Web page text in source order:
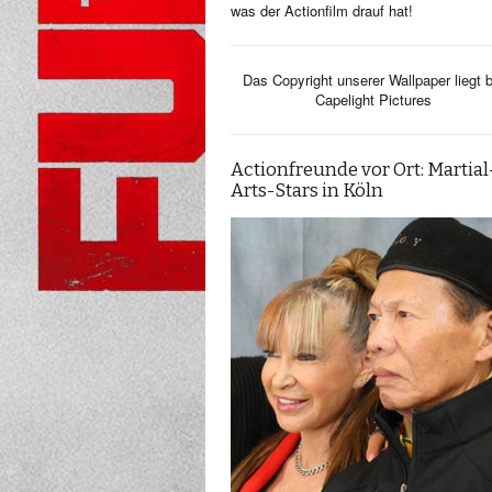
was der Actionfilm drauf hat!
Das Copyright unserer Wallpaper liegt
Capelight Pictures
Actionfreunde vor Ort:
Arts-Stars in Köln